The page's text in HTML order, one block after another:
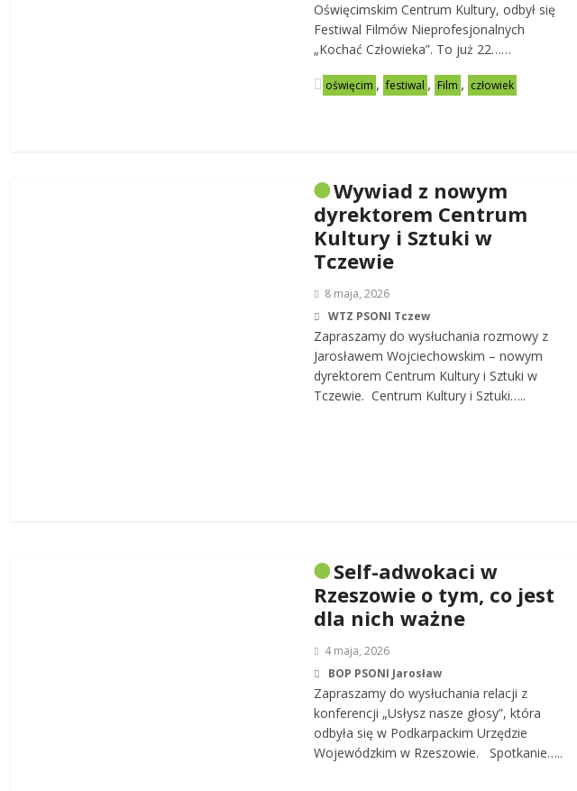
Oświęcimskim Centrum Kultury, odbył się
Festiwal Filmów Nieprofesjonalnych
„Kochać Człowieka”. To już 22……
oświęcim , festiwal , Film , człowiek
Wywiad z nowym
dyrektorem Centrum
Kultury i Sztuki w
Tczewie
8 maja, 2026
WTZ PSONI Tczew
Zapraszamy do wysłuchania rozmowy z
Jarosławem Wojciechowskim – nowym
dyrektorem Centrum Kultury i Sztuki w
Tczewie. Centrum Kultury i Sztuki…..
Self-adwokaci w
Rzeszowie o tym, co jest
dla nich ważne
4 maja, 2026
BOP PSONI Jarosław
Zapraszamy do wysłuchania relacji z
konferencji „Usłysz nasze głosy”, która
odbyła się w Podkarpackim Urzędzie
Wojewódzkim w Rzeszowie. Spotkanie…..